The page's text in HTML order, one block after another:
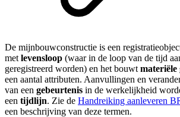
De mijnbouwconstructie is een
met levensloop (waar in de loop van de tijd
geregistreerd worden) en het bouwt materiële
een aantal attributen. Aanvullingen en
van een gebeurtenis in de werkelijkheid
een tijdlijn. Zie de Handreiking aanleveren
een beschrijving van deze termen.